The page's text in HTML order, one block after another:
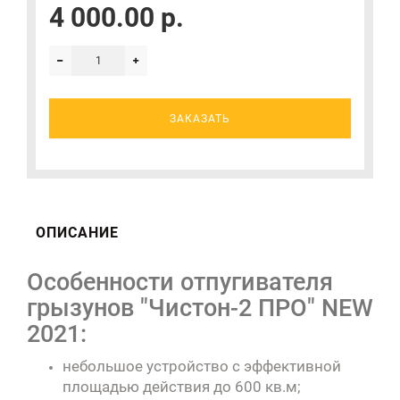
4 000.00 р.
ЗАКАЗАТЬ
ОПИСАНИЕ
Особенности отпугивателя
грызунов "Чистон-2 ПРО" NEW
2021:
небольшое устройство с эффективной
площадью действия до 600 кв.м;